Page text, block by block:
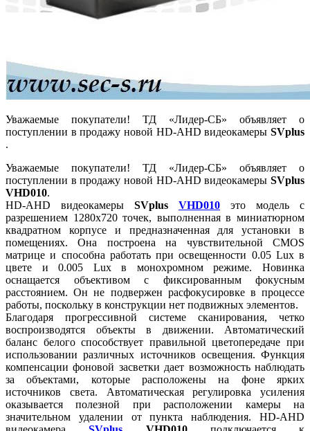
Уважаемые покупатели! ТД «Лидер-СБ» объявляет о
поступлении в продажу новой HD-AHD видеокамеры SVplus
.
Уважаемые покупатели! ТД «Лидер-СБ» объявляет о
поступлении в продажу новой HD-AHD видеокамеры SVplus
VHD010.
HD-AHD видеокамеры SVplus VHD010 это модель с
разрешением 1280х720 точек, выполненная в миниатюрном
квадратном корпусе и предназначенная для установки в
помещениях. Она построена на чувствительной CMOS
матрице и способна работать при освещенности 0.05 Lux в
цвете и 0.005 Lux в монохромном режиме. Новинка
оснащается объективом с фиксированным фокусным
расстоянием. Он не подвержен расфокусировке в процессе
работы, поскольку в конструкции нет подвижных элементов.
Благодаря прогрессивной системе сканирования, четко
воспроизводятся объекты в движении. Автоматический
баланс белого способствует правильной цветопередаче при
использовании различных источников освещения. Функция
компенсации фоновой засветки дает возможность наблюдать
за объектами, которые расположены на фоне ярких
источников света. Автоматическая регулировка усиления
оказывается полезной при расположении камеры на
значительном удалении от пункта наблюдения. HD-AHD